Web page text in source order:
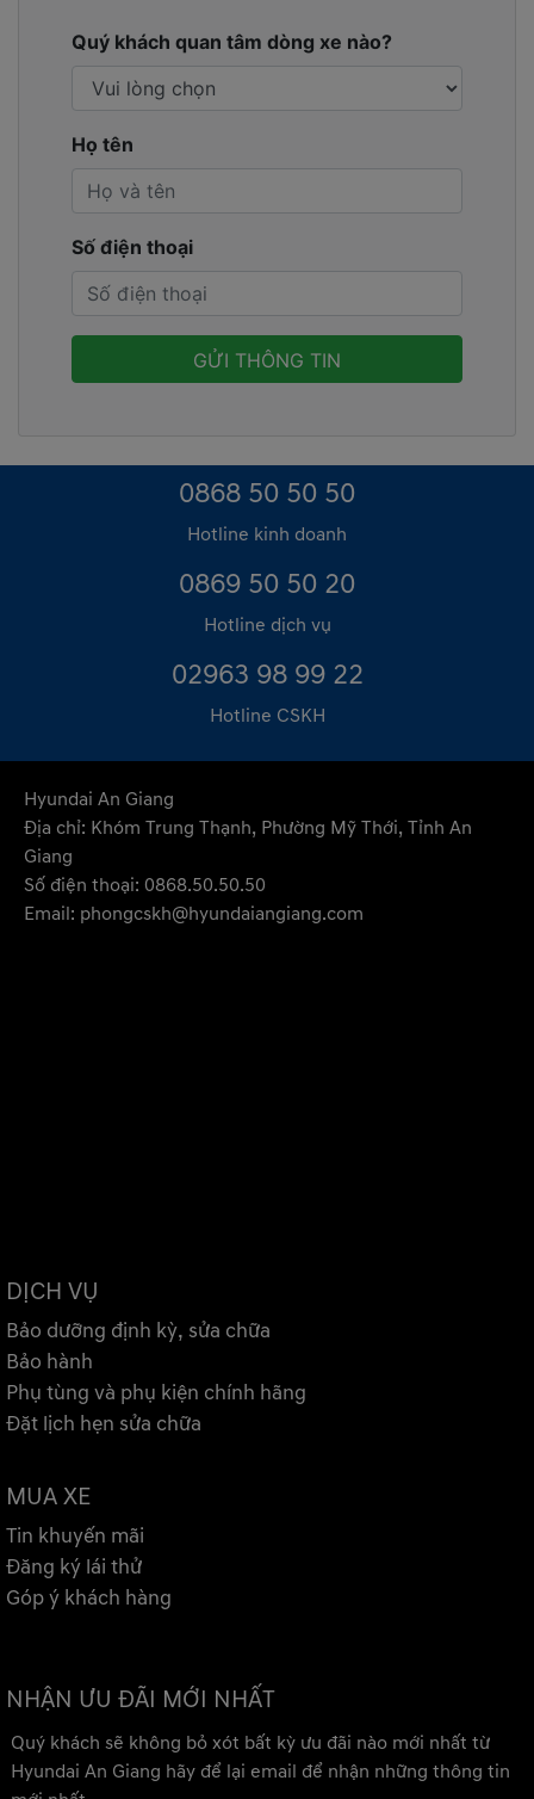
Quý khách quan tâm dòng xe nào?
Họ tên
Số điện thoại
0868 50 50 50
Hotline kinh doanh
0869 50 50 20
Hotline dịch vụ
02963 98 99 22
Hotline CSKH
Hyundai An Giang
Địa chỉ: Khóm Trung Thạnh, Phường Mỹ Thới, Tỉnh An
Giang
Số điện thoại: 0868.50.50.50
Email: phongcskh@hyundaiangiang.com
DỊCH VỤ
Bảo dưỡng định kỳ, sửa chữa
Bảo hành
Phụ tùng và phụ kiện chính hãng
Đặt lịch hẹn sửa chữa
MUA XE
Tin khuyến mãi
Đăng ký lái thử
Góp ý khách hàng
NHẬN ƯU ĐÃI MỚI NHẤT
Quý khách sẽ không bỏ xót bất kỳ ưu đãi nào mới nhất từ
Hyundai An Giang hãy để lại email để nhận những thông tin